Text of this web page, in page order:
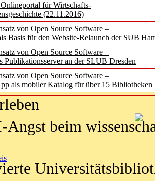
für Wirtschafts-
(22.11.2016)
von Open Source Software –
Basis für den Website-Relaunch der SUB
von Open Source Software –
Publikationsserver an der SLUB Dresden
von Open Source Software –
als mobiler Katalog für über 15 Bibliotheken
Ausrüstung in der
Things“ unterwegs
Social Media
Angst beim